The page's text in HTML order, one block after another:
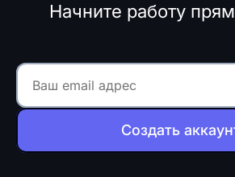
Начните работу
Создать